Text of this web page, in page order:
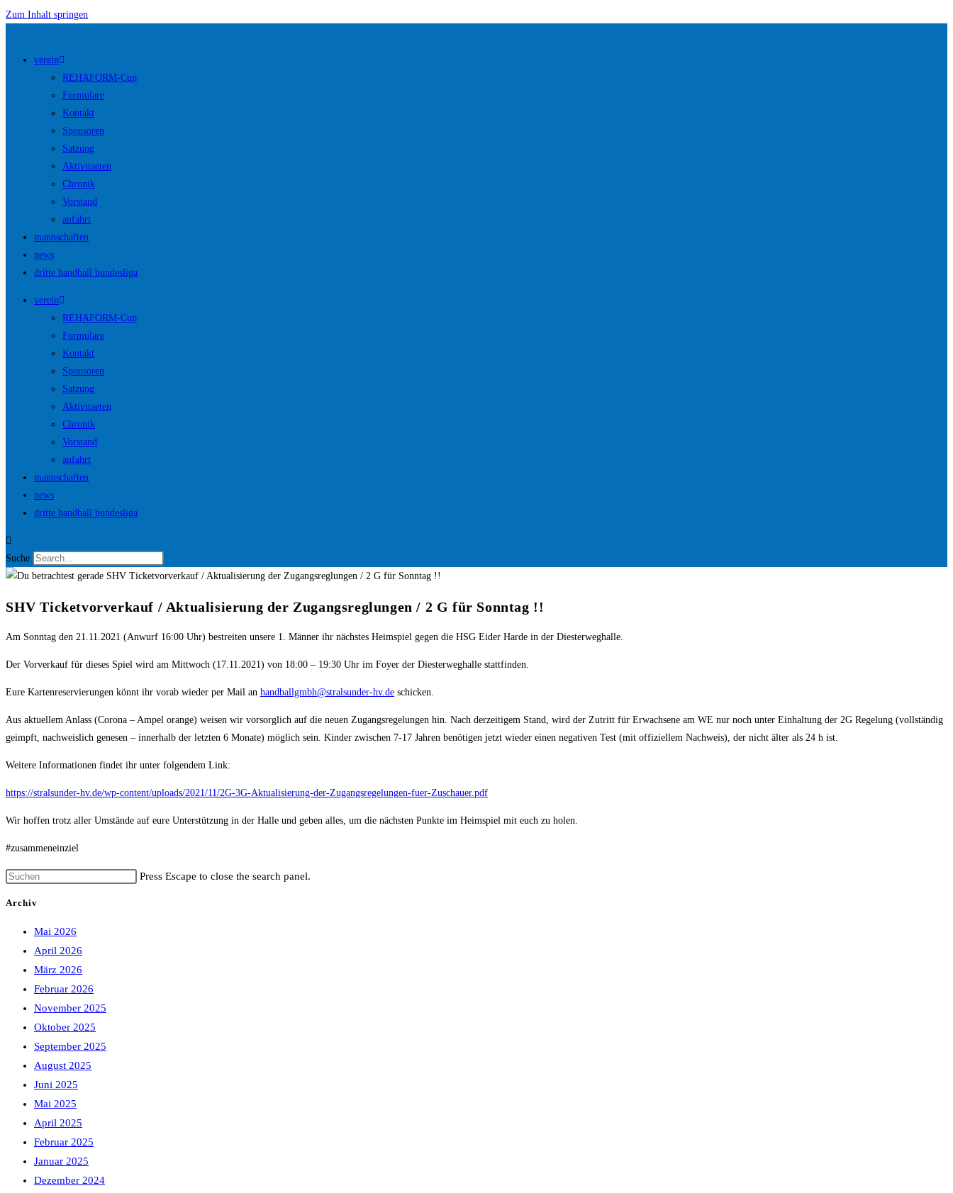
Zum Inhalt springen
verein
REHAFORM-Cup
Formulare
Kontakt
Sponsoren
Satzung
Aktivitaeten
Chronik
Vorstand
anfahrt
mannschaften
news
dritte handball bundesliga
verein
REHAFORM-Cup
Formulare
Kontakt
Sponsoren
Satzung
Aktivitaeten
Chronik
Vorstand
anfahrt
mannschaften
news
dritte handball bundesliga
Suche
SHV Ticketvorverkauf / Aktualisierung der Zugangsreglungen / 2 G für Sonntag !!
Am Sonntag den 21.11.2021 (Anwurf 16:00 Uhr) bestreiten unsere 1. Männer ihr nächstes Heimspiel gegen die HSG Eider Harde in der Diesterweghalle.
Der Vorverkauf für dieses Spiel wird am Mittwoch (17.11.2021) von 18:00 – 19:30 Uhr im Foyer der Diesterweghalle stattfinden.
Eure Kartenreservierungen könnt ihr vorab wieder per Mail an handballgmbh@stralsunder-hv.de schicken.
Aus aktuellem Anlass (Corona – Ampel orange) weisen wir vorsorglich auf die neuen Zugangsregelungen hin. Nach derzeitigem Stand, wird der Zutritt für Erwachsene am WE nur noch unter Einhaltung der 2G Regelung (vollständig
geimpft, nachweislich genesen – innerhalb der letzten 6 Monate) möglich sein. Kinder zwischen 7-17 Jahren benötigen jetzt wieder einen negativen Test (mit offiziellem Nachweis), der nicht älter als 24 h ist.
Weitere Informationen findet ihr unter folgendem Link:
https://stralsunder-hv.de/wp-content/uploads/2021/11/2G-3G-Aktualisierung-der-Zugangsregelungen-fuer-Zuschauer.pdf
Wir hoffen trotz aller Umstände auf eure Unterstützung in der Halle und geben alles, um die nächsten Punkte im Heimspiel mit euch zu holen.
#zusammeneinziel
Press Escape to close the search panel.
Archiv
Mai 2026
April 2026
März 2026
Februar 2026
November 2025
Oktober 2025
September 2025
August 2025
Juni 2025
Mai 2025
April 2025
Februar 2025
Januar 2025
Dezember 2024